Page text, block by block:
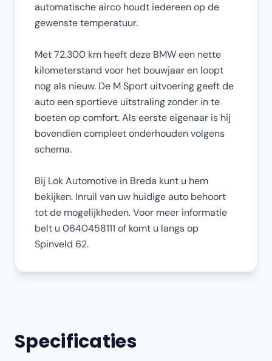
automatische airco houdt iedereen op de
gewenste temperatuur.
Met 72.300 km heeft deze BMW een nette
kilometerstand voor het bouwjaar en loopt
nog als nieuw. De M Sport uitvoering geeft de
auto een sportieve uitstraling zonder in te
boeten op comfort. Als eerste eigenaar is hij
bovendien compleet onderhouden volgens
schema.
Bij Lok Automotive in Breda kunt u hem
bekijken. Inruil van uw huidige auto behoort
tot de mogelijkheden. Voor meer informatie
belt u 0640458111 of komt u langs op
Spinveld 62.
Specificaties